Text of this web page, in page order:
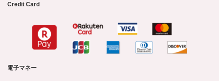
Credit Card
電子マネー